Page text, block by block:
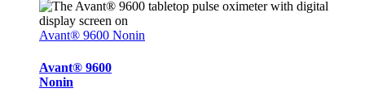
Avant® 9600 Nonin
Avant® 9600
Nonin